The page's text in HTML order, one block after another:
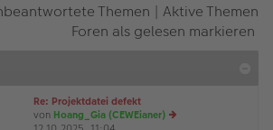
Themen | Aktive Themen
Foren als gelesen markieren
Re: Projektdatei defekt
von Hoang_Gia (CEWEianer)